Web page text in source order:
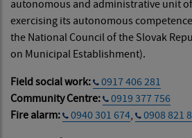
autonomous and administrative unit
exercising its autonomous
the National Council of the Slovak
on Municipal Establishment).
Field social work:
0917 406 281
Community Centre:
0919 377 756
Fire alarm:
0940 301 674
0908 821